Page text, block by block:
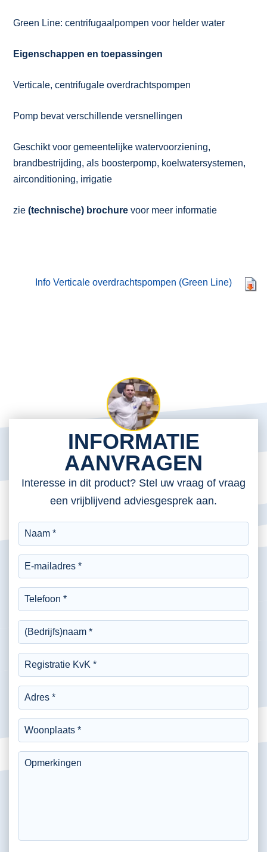
Green Line: centrifugaalpompen voor helder water
Eigenschappen en toepassingen
Verticale, centrifugale overdrachtspompen
Pomp bevat verschillende versnellingen
Geschikt voor gemeentelijke watervoorziening,
brandbestrijding, als boosterpomp, koelwatersystemen,
airconditioning, irrigatie
zie (technische) brochure voor meer informatie
Info Verticale overdrachtspompen (Green Line)
INFORMATIE
AANVRAGEN
Interesse in dit product? Stel uw vraag of vraag
een vrijblijvend adviesgesprek aan.